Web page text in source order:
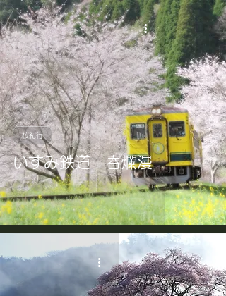
いすみ鉄道 春爛漫
桜紀行